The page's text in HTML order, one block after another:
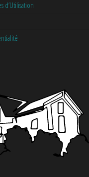
d’Utilisation